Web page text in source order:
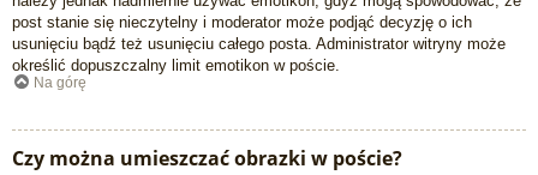
post stanie się nieczytelny i moderator może podjąć decyzję o ich
usunięciu bądź też usunięciu całego posta. Administrator witryny może
określić dopuszczalny limit emotikon w poście.
Na górę
Czy można umieszczać obrazki w poście?